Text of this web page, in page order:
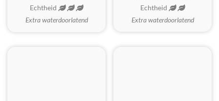
Echtheid
Extra waterdoorlatend
Echtheid
Extra waterdoorlatend